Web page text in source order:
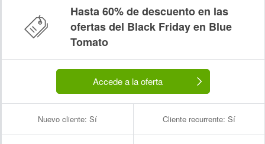
Hasta 60% de descuento en las
ofertas del Black Friday en Blue
Tomato
Accede a la oferta
Nuevo cliente: Sí Cliente recurrente: Sí